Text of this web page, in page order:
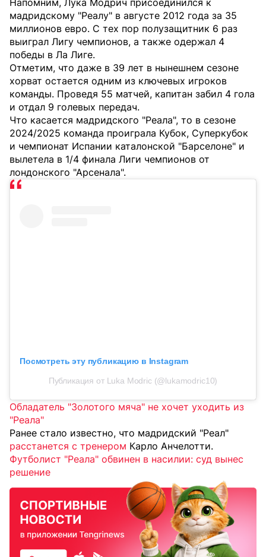
Напомним, Лука Модрич присоединился к
мадридскому "Реалу" в августе 2012 года за 35
миллионов евро. С тех пор полузащитник 6 раз
выиграл Лигу чемпионов, а также одержал 4
победы в Ла Лиге.
Отметим, что даже в 39 лет в нынешнем сезоне
хорват остается одним из ключевых игроков
команды. Проведя 55 матчей, капитан забил 4 гола
и отдал 9 голевых передач.
Что касается мадридского "Реала", то в сезоне
2024/2025 команда проиграла Кубок, Суперкубок
и чемпионат Испании каталонской "Барселоне" и
вылетела в 1/4 финала Лиги чемпионов от
лондонского "Арсенала".
Посмотреть эту публикацию в Instagram
Публикация от Luka Modric (@lukamodric10)
Обладатель "Золотого мяча" не хочет уходить из
"Реала"
Ранее стало известно, что мадридский "Реал"
расстанется с тренером Карло Анчелотти.
Футболист "Реала" обвинен в насилии: суд вынес
решение